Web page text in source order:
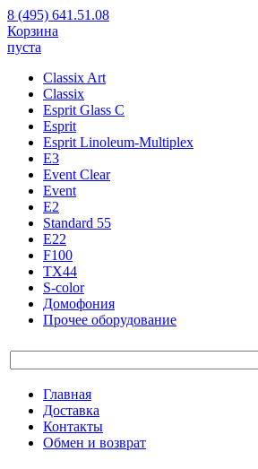
8 (495) 641.51.08
Корзина
пуста
Classix Art
Classix
Esprit Glass C
Esprit
Esprit Linoleum-Multiplex
E3
Event Clear
Event
E2
Standard 55
E22
F100
TX44
S-color
Домофония
Прочее оборудование
Главная
Доставка
Контакты
Обмен и возврат